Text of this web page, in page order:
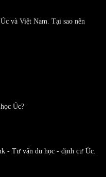
và Việt Nam. Tại sao nên
Úc?
- Tư vấn du học - định cư Úc.